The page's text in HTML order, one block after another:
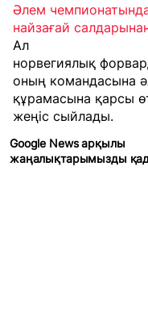
Әлем
найзағай
Ал
норвегиялық
оның командасына
құрамасына қарсы
жеңіс сыйлады.
Google News арқылы
жаңалықтарымызды